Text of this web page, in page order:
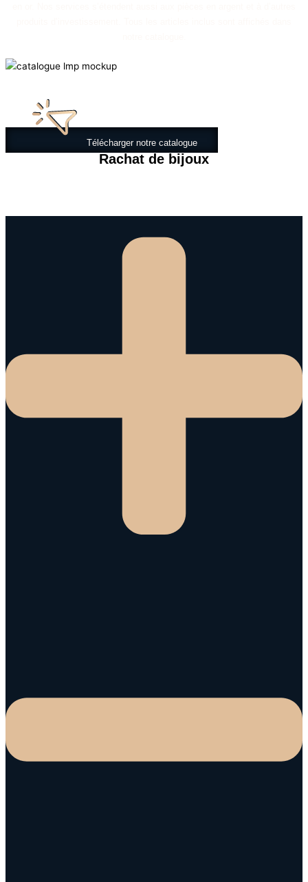
Télécharger notre catalogue
Rachat de bijoux